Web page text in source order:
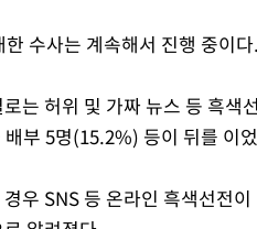
수사는 계속해서 진행 중이
는 허위 및 가짜 뉴스 등 흑
부 5명(15.2%) 등이 뒤를 이
우 SNS 등 온라인 흑색선전